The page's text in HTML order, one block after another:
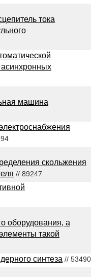
тока
машина
скольжения
// 89247
оборудования, а
такой
синтеза // 53490